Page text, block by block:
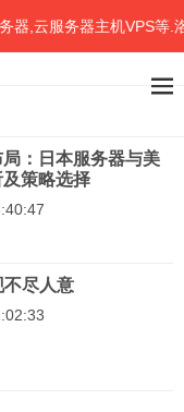
,云服务器主机VPS等.
：日本服务器与美
策略选择
尽人意